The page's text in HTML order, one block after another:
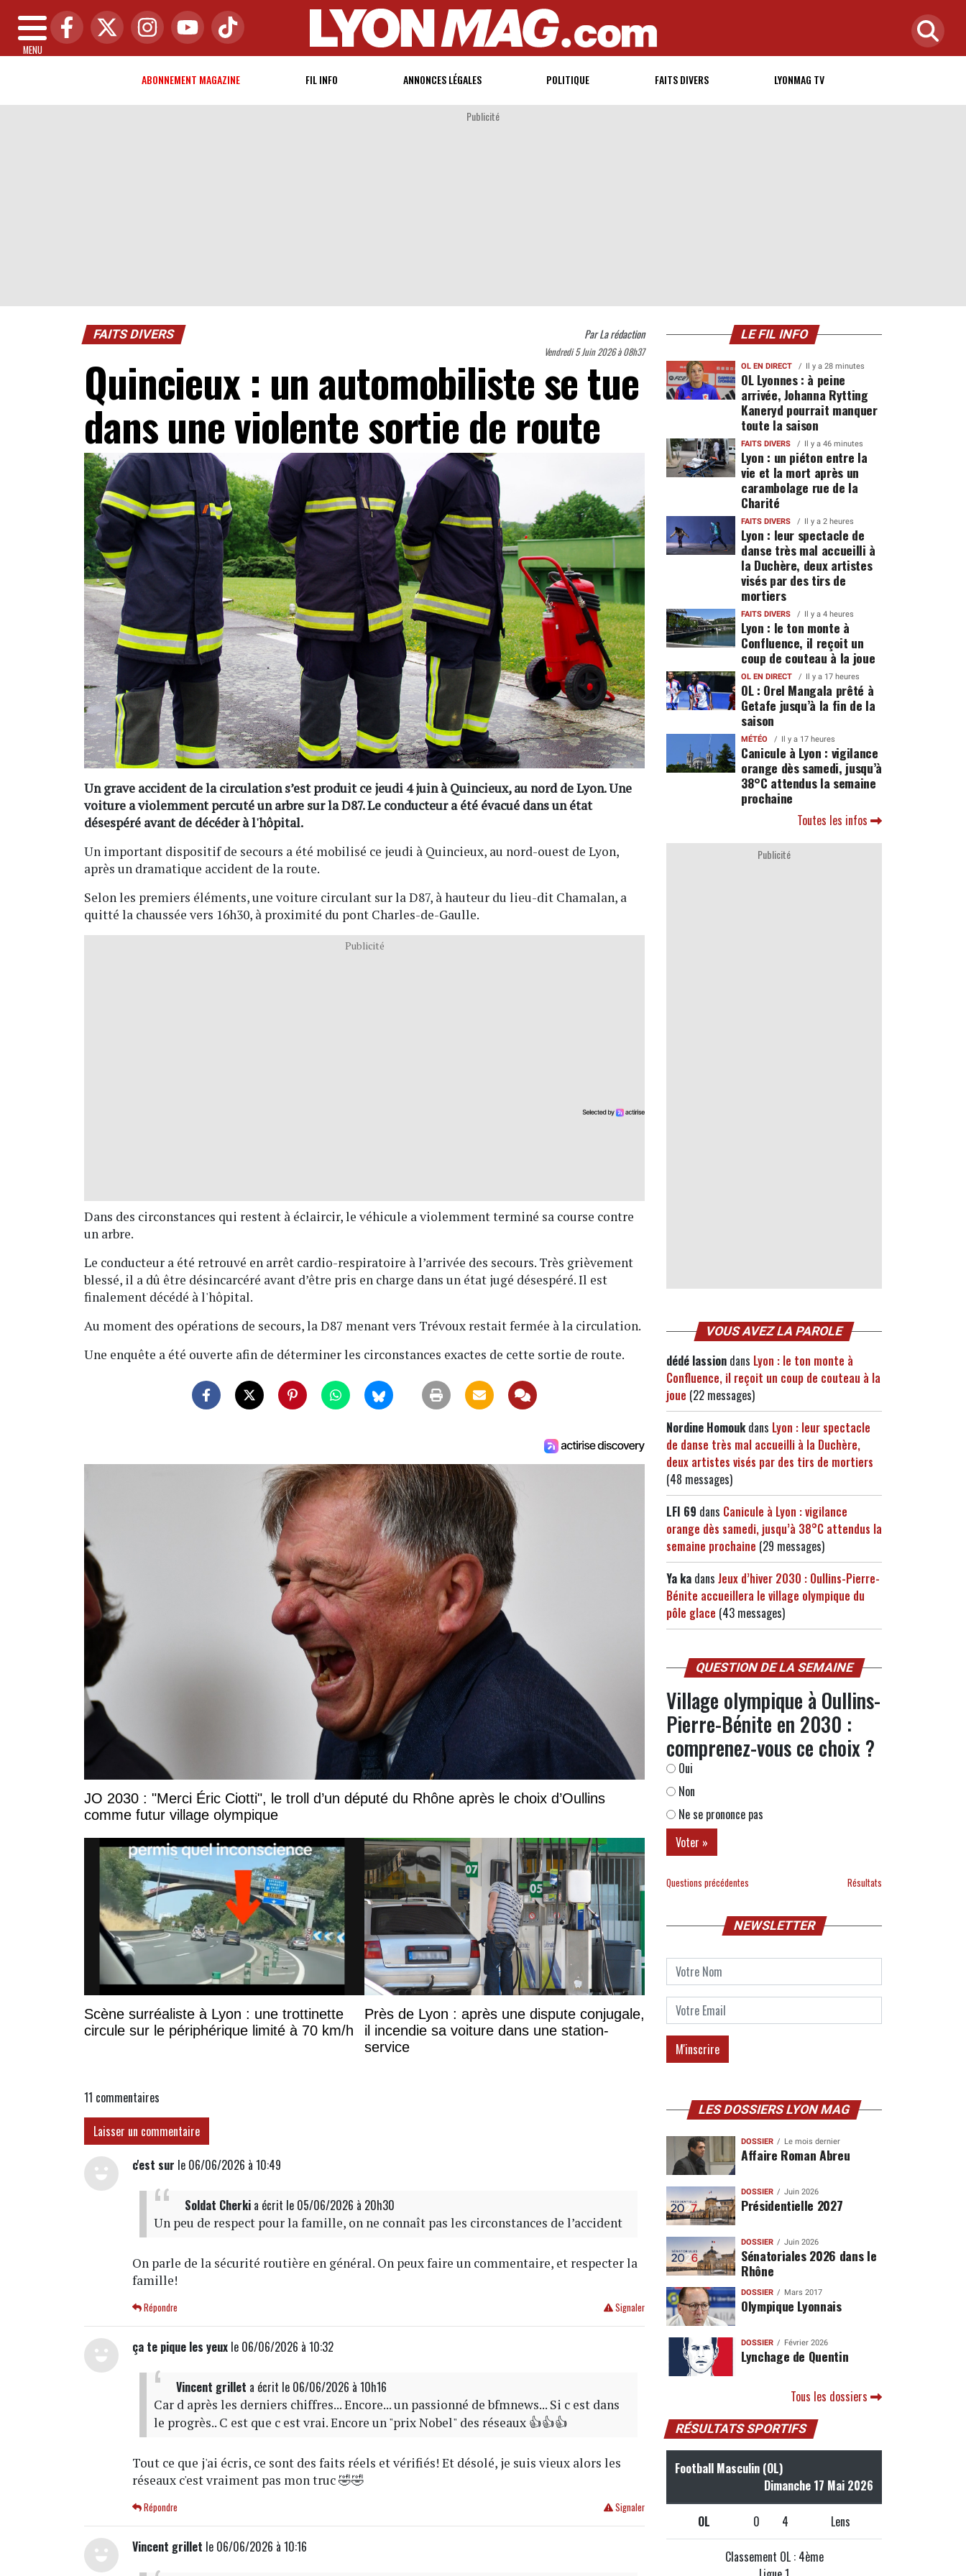
MENU
ABONNEMENT MAGAZINE FIL INFO ANNONCES LÉGALES POLITIQUE FAITS DIVERS LYONMAG TV
Publicité
FAITS DIVERS ParLa rédaction
Vendredi 5 Juin 2026 à 08h37
Quincieux : un automobiliste se tue
dans une violente sortie de route
Un grave accident de la circulation s’est produit ce jeudi 4 juin à Quincieux, au nord de Lyon. Une
voiture a violemment percuté un arbre sur la D87. Le conducteur a été évacué dans un état
désespéré avant de décéder à l'hôpital.
Un important dispositif de secours a été mobilisé ce jeudi à Quincieux, au nord-ouest de Lyon,
après un dramatique accident de la route.
Selon les premiers éléments, une voiture circulant sur la D87, à hauteur du lieu-dit Chamalan, a
quitté la chaussée vers 16h30, à proximité du pont Charles-de-Gaulle.
Publicité
Dans des circonstances qui restent à éclaircir, le véhicule a violemment terminé sa course contre
un arbre.
Le conducteur a été retrouvé en arrêt cardio-respiratoire à l’arrivée des secours. Très grièvement
blessé, il a dû être désincarcéré avant d’être pris en charge dans un état jugé désespéré. Il est
finalement décédé à l'hôpital.
Au moment des opérations de secours, la D87 menant vers Trévoux restait fermée à la circulation.
Une enquête a été ouverte afin de déterminer les circonstances exactes de cette sortie de route.
JO 2030 : "Merci Éric Ciotti", le troll d’un député du Rhône après le choix d’Oullins
comme futur village olympique
Scène surréaliste à Lyon : une trottinette
circule sur le périphérique limité à 70 km/h
Près de Lyon : après une dispute conjugale,
il incendie sa voiture dans une station-
service
11 commentaires
Laisser un commentaire
c'est sur le 06/06/2026 à 10:49
Soldat Cherki a écrit le 05/06/2026 à 20h30
Un peu de respect pour la famille, on ne connaît pas les circonstances de l’accident
On parle de la sécurité routière en général. On peux faire un commentaire, et respecter la
famille!
Signaler
Répondre
ça te pique les yeux le 06/06/2026 à 10:32
Vincent grillet a écrit le 06/06/2026 à 10h16
Car d après les derniers chiffres... Encore... un passionné de bfmnews... Si c est dans
le progrès.. C est que c est vrai. Encore un "prix Nobel" des réseaux 👍👍👍
Tout ce que j'ai écris, ce sont des faits réels et vérifiés! Et désolé, je suis vieux alors les
réseaux c'est vraiment pas mon truc 🤣🤣
Signaler
Répondre
Vincent grillet le 06/06/2026 à 10:16
LE FIL INFO
OL EN DIRECT Il y a 28 minutes
OL Lyonnes : à peine
arrivée, Johanna Rytting
Kaneryd pourrait manquer
toute la saison
FAITS DIVERS Il y a 46 minutes
Lyon : un piéton entre la
vie et la mort après un
carambolage rue de la
Charité
FAITS DIVERS Il y a 2 heures
Lyon : leur spectacle de
danse très mal accueilli à
la Duchère, deux artistes
visés par des tirs de
mortiers
FAITS DIVERS Il y a 4 heures
Lyon : le ton monte à
Confluence, il reçoit un
coup de couteau à la joue
OL EN DIRECT Il y a 17 heures
OL : Orel Mangala prêté à
Getafe jusqu’à la fin de la
saison
MÉTÉO Il y a 17 heures
Canicule à Lyon : vigilance
orange dès samedi, jusqu’à
38°C attendus la semaine
prochaine
Toutes les infos
Publicité
VOUS AVEZ LA PAROLE
dédé lassion dans Lyon : le ton monte à
Confluence, il reçoit un coup de couteau à la
joue (22 messages)
Nordine Homoukdans Lyon : leur spectacle
de danse très mal accueilli à la Duchère,
deux artistes visés par des tirs de mortiers
(48 messages)
LFI 69 dans Canicule à Lyon : vigilance
orange dès samedi, jusqu’à 38°C attendus la
semaine prochaine (29 messages)
Ya ka dans Jeux d’hiver 2030 : Oullins-Pierre-
Bénite accueillera le village olympique du
pôle glace (43 messages)
QUESTION DE LA SEMAINE
Village olympique à Oullins-
Pierre-Bénite en 2030 :
comprenez-vous ce choix ?
Oui
Non
Ne se prononce pas
Questions précédentes Résultats
NEWSLETTER
LES DOSSIERS LYON MAG
DOSSIER Le mois dernier
Affaire Roman Abreu
DOSSIER Juin 2026
Présidentielle 2027
DOSSIER Juin 2026
Sénatoriales 2026 dans le
Rhône
DOSSIER Mars 2017
Olympique Lyonnais
DOSSIER Février 2026
Lynchage de Quentin
Tous les dossiers
RÉSULTATS SPORTIFS
Football Masculin (OL)
Dimanche 17 Mai 2026
OL 0 4 Lens
Classement OL : 4ème